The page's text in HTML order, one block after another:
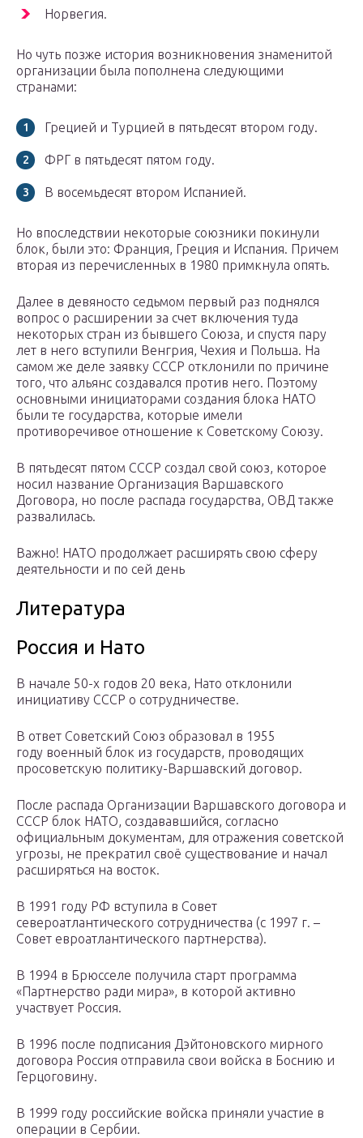
Норвегия.
Но чуть позже история возникновения знаменитой
организации была пополнена следующими
странами:
Грецией и Турцией в пятьдесят втором году.
ФРГ в пятьдесят пятом году.
В восемьдесят втором Испанией.
Но впоследствии некоторые союзники покинули
блок, были это: Франция, Греция и Испания. Причем
вторая из перечисленных в 1980 примкнула опять.
Далее в девяносто седьмом первый раз поднялся
вопрос о расширении за счет включения туда
некоторых стран из бывшего Союза, и спустя пару
лет в него вступили Венгрия, Чехия и Польша. На
самом же деле заявку СССР отклонили по причине
того, что альянс создавался против него. Поэтому
основными инициаторами создания блока НАТО
были те государства, которые имели
противоречивое отношение к Советскому Союзу.
В пятьдесят пятом СССР создал свой союз, которое
носил название Организация Варшавского
Договора, но после распада государства, ОВД также
развалилась.
Важно! НАТО продолжает расширять свою сферу
деятельности и по сей день
Литература
Россия и Нато
В начале 50-х годов 20 века, Нато отклонили
инициативу СССР о сотрудничестве.
В ответ Советский Союз образовал в 1955
году военный блок из государств, проводящих
просоветскую политику-Варшавский договор.
После распада Организации Варшавского договора и
СССР блок НАТО, создававшийся, согласно
официальным документам, для отражения советской
угрозы, не прекратил своё существование и начал
расширяться на восток.
В 1991 году РФ вступила в Совет
североатлантического сотрудничества (с 1997 г. –
Совет евроатлантического партнерства).
В 1994 в Брюсселе получила старт программа
«Партнерство ради мира», в которой активно
участвует Россия.
В 1996 после подписания Дэйтоновского мирного
договора Россия отправила свои войска в Боснию и
Герцоговину.
В 1999 году российские войска приняли участие в
операции в Сербии.